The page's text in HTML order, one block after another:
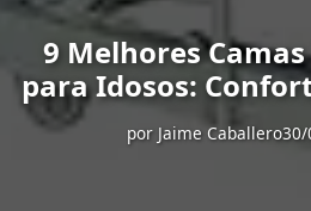
9 Melhores
para Idosos:
por Jaime Caballero30/